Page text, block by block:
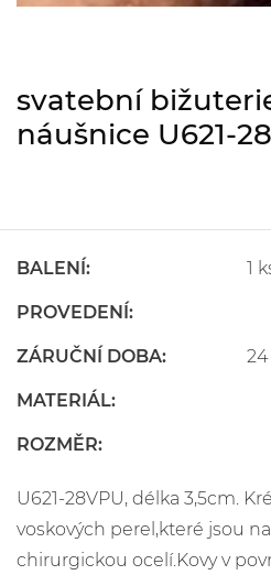
svatební
náušnice U621-
BALENÍ: 1
PROVEDENÍ:
ZÁRUČNÍ DOBA:
MATERIÁL:
ROZMĚR:
U621-28VPU, délka 3,5cm.
voskových perel,které jsou
chirurgickou ocelí.Kovy v